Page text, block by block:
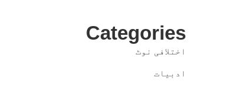
Categories
اختلافی نوٹ
ادبیات